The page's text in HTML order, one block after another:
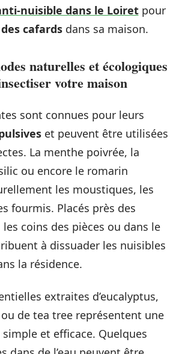
nuisible dans le Loiretpour
cafardsdans sa maison.
naturelles et écologiques
votre maison
sont connues pour leurs
et peuvent être utilisées
La menthe poivrée, la
ou encore le romarin
les moustiques, les
fourmis. Placés près des
coins des pièces ou dans le
à dissuader les nuisibles
la résidence.
extraites d’eucalyptus,
de tea tree représentent une
et efficace. Quelques